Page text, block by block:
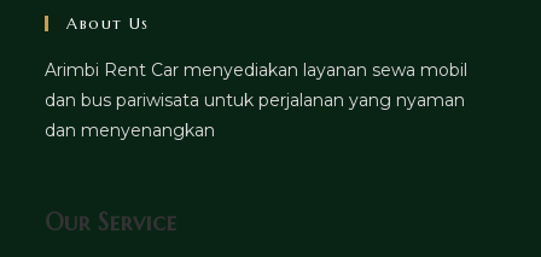
About Us
Arimbi Rent Car menyediakan layanan sewa mobil
dan bus pariwisata untuk perjalanan yang nyaman
dan menyenangkan
Our Service